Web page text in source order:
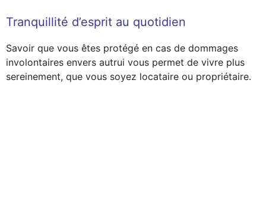
Tranquillité d’esprit au quotidien
Savoir que vous êtes protégé en cas de dommages
involontaires envers autrui vous permet de vivre plus
sereinement, que vous soyez locataire ou propriétaire.